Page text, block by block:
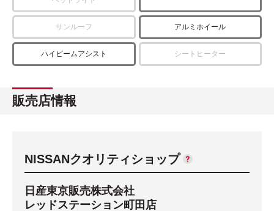
サンルーフ アルミホイール
ハイビームアシスト シートヒーター
販売店情報
NISSANクオリティショップ
日産東京販売株式会社
レッドステーション町田店